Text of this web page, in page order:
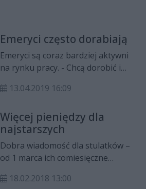
Emeryci często dorabiają
Emeryci są coraz bardziej aktywni
na rynku pracy. - Chcą dorobić i
gospodarczej – przyznaje Piotr
prasowy ZUS woj. mazowieckiego.
13.04.2019 16:09
Więcej pieniędzy dla
najstarszych
Dobra wiadomość dla stulatków –
od 1 marca ich comiesięczne
zł i wyniesie 3 731,13 zł. Pobierana
18.02.2018 13:00